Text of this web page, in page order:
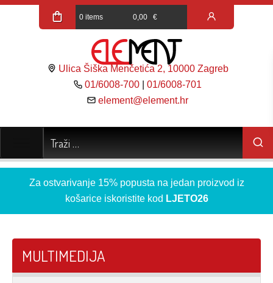
0 items 0,00 €
Ulica Šiška Menčetića 2, 10000 Zagreb
01/6008-700 |01/6008-701
element@element.hr
Za ostvarivanje 15% popusta na jedan proizvod iz
košarice iskoristite kod LJETO26
MULTIMEDIJA